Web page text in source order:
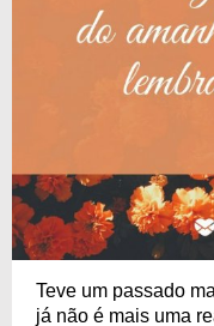
Teve um passado
já não é mais uma